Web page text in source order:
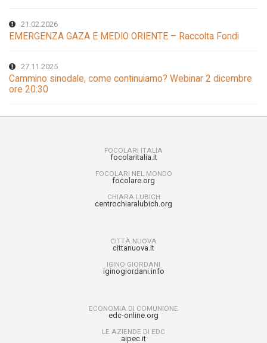
21.02.2026
EMERGENZA GAZA E MEDIO ORIENTE – Raccolta Fondi
27.11.2025
Cammino sinodale, come continuiamo? Webinar 2 dicembre
ore 20:30
FOCOLARI ITALIA
focolaritalia.it
FOCOLARI NEL MONDO
focolare.org
CHIARA LUBICH
centrochiaralubich.org
CITTÀ NUOVA
cittanuova.it
IGINO GIORDANI
iginogiordani.info
ECONOMIA DI COMUNIONE
edc-online.org
LE AZIENDE DI EDC
aipec.it